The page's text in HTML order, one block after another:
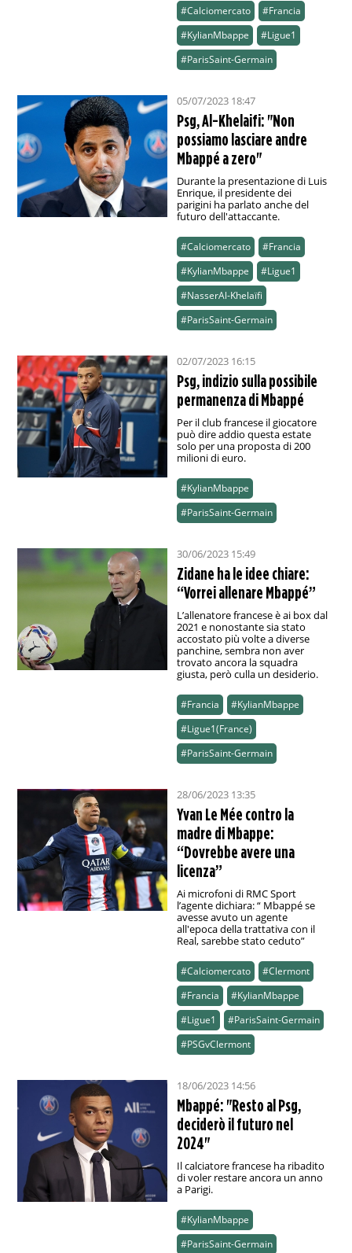
#Calciomercato
#Francia
#KylianMbappe
#Ligue1
#ParisSaint-Germain
05/07/2023 18:47
Psg, Al-Khelaifi: "Non
possiamo lasciare andre
Mbappé a zero"
Durante la presentazione di Luis
Enrique, il presidente dei
parigini ha parlato anche del
futuro dell'attaccante.
#Calciomercato
#Francia
#KylianMbappe
#Ligue1
#NasserAl-Khelaïfi
#ParisSaint-Germain
02/07/2023 16:15
Psg, indizio sulla possibile
permanenza di Mbappé
Per il club francese il giocatore
può dire addio questa estate
solo per una proposta di 200
milioni di euro.
#KylianMbappe
#ParisSaint-Germain
30/06/2023 15:49
Zidane ha le idee chiare:
“Vorrei allenare Mbappé”
L’allenatore francese è ai box dal
2021 e nonostante sia stato
accostato più volte a diverse
panchine, sembra non aver
trovato ancora la squadra
giusta, però culla un desiderio.
#Francia
#KylianMbappe
#Ligue1(France)
#ParisSaint-Germain
28/06/2023 13:35
Yvan Le Mée contro la
madre di Mbappe:
“Dovrebbe avere una
licenza”
Ai microfoni di RMC Sport
l’agente dichiara: “ Mbappé se
avesse avuto un agente
all'epoca della trattativa con il
Real, sarebbe stato ceduto”
#Calciomercato
#Clermont
#Francia
#KylianMbappe
#Ligue1
#ParisSaint-Germain
#PSGvClermont
18/06/2023 14:56
Mbappé: "Resto al Psg,
deciderò il futuro nel
2024"
Il calciatore francese ha ribadito
di voler restare ancora un anno
a Parigi.
#KylianMbappe
#ParisSaint-Germain